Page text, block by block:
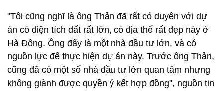
"Tôi cũng nghĩ là ông Thản đã rất có duyên với dự
án có diện tích đất rất lớn, có địa thế rất đẹp này ở
Hà Đông. Ông đấy là một nhà đầu tư lớn, và có
nguồn lực để thực hiện dự án này. Trước ông Thản,
cũng đã có một số nhà đầu tư lớn quan tâm nhưng
không giành được quyền ý kết hợp đồng", nguồn tin